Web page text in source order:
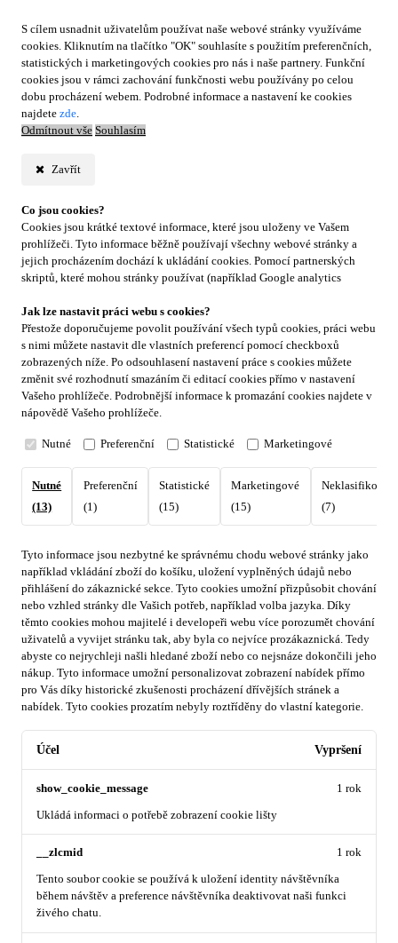
S cílem usnadnit uživatelům používat naše webové stránky využíváme
cookies. Kliknutím na tlačítko "OK" souhlasíte s použitím preferenčních,
statistických i marketingových cookies pro nás i naše partnery. Funkční
cookies jsou v rámci zachování funkčnosti webu používány po celou
dobu procházení webem. Podrobné informace a nastavení ke cookies
najdete zde.
Odmítnout vše Souhlasím
Zavřít
Co jsou cookies?
Cookies jsou krátké textové informace, které jsou uloženy ve Vašem
prohlížeči. Tyto informace běžně používají všechny webové stránky a
jejich procházením dochází k ukládání cookies. Pomocí partnerských
skriptů, které mohou stránky používat (například Google analytics
Jak lze nastavit práci webu s cookies?
Přestože doporučujeme povolit používání všech typů cookies, práci webu
s nimi můžete nastavit dle vlastních preferencí pomocí checkboxů
zobrazených níže. Po odsouhlasení nastavení práce s cookies můžete
změnit své rozhodnutí smazáním či editací cookies přímo v nastavení
Vašeho prohlížeče. Podrobnější informace k promazání cookies najdete v
nápovědě Vašeho prohlížeče.
Nutné Preferenční Statistické Marketingové
Nutné
(13)
Preferenční
(1)
Statistické
(15)
Marketingové
(15)
(7)
Tyto informace jsou nezbytné ke správnému chodu webové stránky jako
například vkládání zboží do košíku, uložení vyplněných údajů nebo
přihlášení do zákaznické sekce. Tyto cookies umožní přizpůsobit chování
nebo vzhled stránky dle Vašich potřeb, například volba jazyka. Díky
těmto cookies mohou majitelé i developeři webu více porozumět chování
uživatelů a vyvijet stránku tak, aby byla co nejvíce prozákaznická. Tedy
abyste co nejrychleji našli hledané zboží nebo co nejsnáze dokončili jeho
nákup. Tyto informace umožní personalizovat zobrazení nabídek přímo
pro Vás díky historické zkušenosti procházení dřívějších stránek a
nabídek. Tyto cookies prozatím nebyly roztříděny do vlastní kategorie.
Účel Vypršení
show_cookie_message
Ukládá informaci o potřebě zobrazení cookie lišty
1 rok
__zlcmid
Tento soubor cookie se používá k uložení identity návštěvníka
během návštěv a preference návštěvníka deaktivovat naši funkci
živého chatu.
1 rok